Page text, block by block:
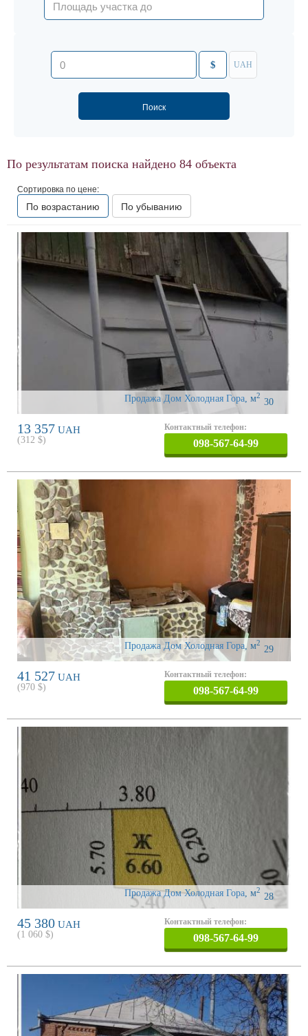
$ UAH
По результатам поиска найдено 84 объекта
Сортировка по цене:
По возрастанию По убыванию
Продажа Дом Холодная Гора, 30
м2
13 357 UAH
(312 $)
Контактный телефон:
098-567-64-99
Продажа Дом Холодная Гора, 29
м2
41 527 UAH
(970 $)
Контактный телефон:
098-567-64-99
Продажа Дом Холодная Гора 28
м2
45 380 UAH
(1 060 $)
Контактный телефон:
098-567-64-99